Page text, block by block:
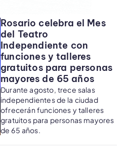
Rosario celebra el Mes
del Teatro
Independiente con
funciones y talleres
gratuitos para personas
mayores de 65 años
Durante agosto, trece salas
independientes de la ciudad
ofrecerán funciones y talleres
gratuitos para personas mayores
de 65 años.